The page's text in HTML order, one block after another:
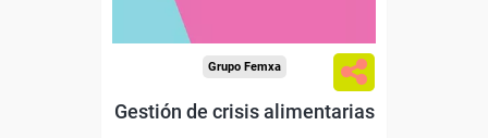
Grupo Femxa
Gestión de crisis alimentarias